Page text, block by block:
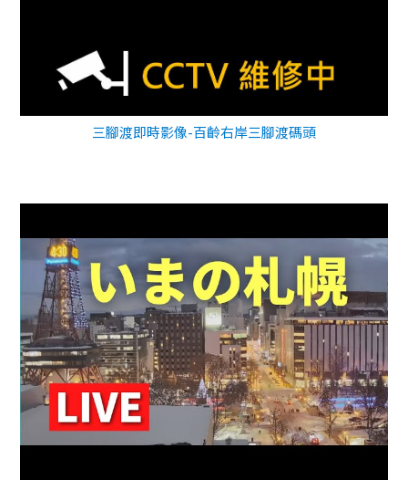
三腳渡即時影像-百齡右岸三腳渡碼頭